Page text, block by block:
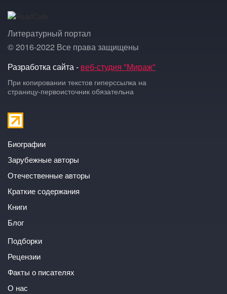
Литературный портал
© 2016-2022 Все права защищены
Разработка сайта - веб-студия "Мираж"
При копировании текстов гиперссылка на
страницу-первоисточник обязательна
Биографии
Зарубежные авторы
Отечественные авторы
Краткие содержания
Книги
Блог
Подборки
Рецензии
Факты о писателях
О нас